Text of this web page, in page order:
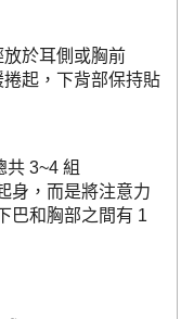
於耳側或胸前
起，下背部保持貼
共 3~4 組
身，而是將注意力
巴和胸部之間有 1